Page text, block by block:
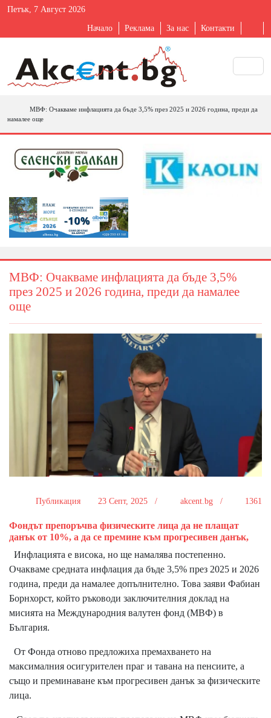
Петък, 7 Август 2026
Начало Реклама За нас Контакти
МВФ: Очакваме инфлацията да бъде 3,5% през 2025 и 2026 година, преди да
намалее още
МВФ: Очакваме инфлацията да бъде 3,5%
през 2025 и 2026 година, преди да намалее
още
Публикация 23 Септ, 2025 / akcent.bg / 1361
Фондът препоръчва физическите лица да не плащат
данък от 10%, а да се премине към прогресивен данък,
Инфлацията е висока, но ще намалява постепенно.
Очакваме средната инфлация да бъде 3,5% през 2025 и 2026
година, преди да намалее допълнително. Това заяви Фабиан
Борнхорст, който ръководи заключителния доклад на
мисията на Международния валутен фонд (МВФ) в
България.
От Фонда отново предложиха премахването на
максималния осигурителен праг и тавана на пенсиите, а
също и преминаване към прогресивен данък за физическите
лица.